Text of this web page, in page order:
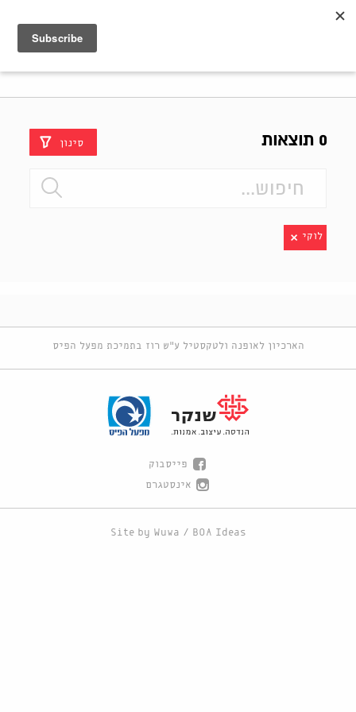
0 תוצאות סינון
לוקי
הארכיון לאופנה ולטקסטיל ע"ש רוז בתמיכת מפעל הפיס
פייסבוק
אינסטגרם
Site by Wuwa / BOA Ideas